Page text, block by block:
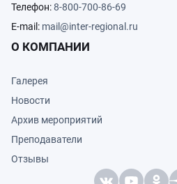
Телефон:8-800-700-86-69
E-mail: mail@inter-regional.ru
О КОМПАНИИ
Галерея
Новости
Архив мероприятий
Преподаватели
Отзывы